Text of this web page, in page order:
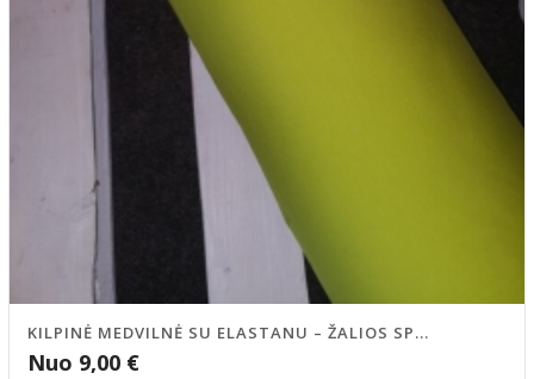
KILPINĖ MEDVILNĖ SU ELASTANU – ŽALIOS SP...
Nuo 9,00 €